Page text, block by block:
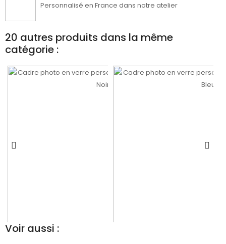
Personnalisé en France dans notre atelier
20 autres produits dans la même
catégorie :
Voir aussi :